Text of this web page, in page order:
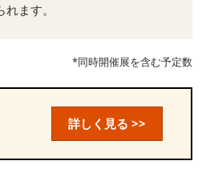
ます。
*同時開催展を含む予定数
詳しく見る >>